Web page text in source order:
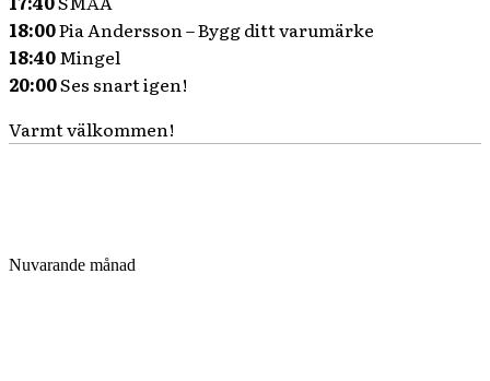
18:00Pia Andersson – Bygg ditt varumärke
18:40Mingel
20:00Ses snart igen!
Varmt välkommen!
Nuvarande månad